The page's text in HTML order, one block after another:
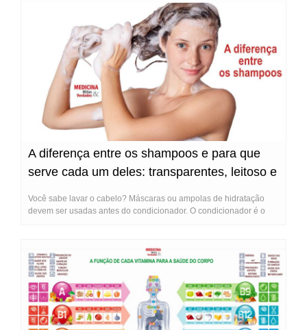
A diferença entre os shampoos e para que
serve cada um deles: transparentes, leitoso e
Você sabe lavar o cabelo? Máscaras ou ampolas de hidratação
devem ser usadas antes do condicionador. O condicionador é o